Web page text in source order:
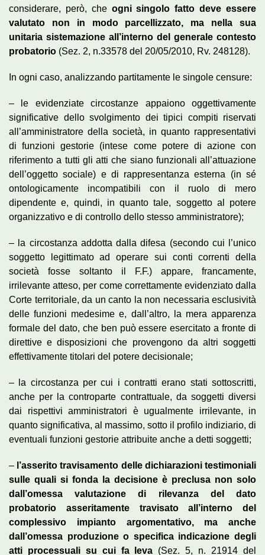
considerare, però, che ogni singolo fatto deve essere
valutato non in modo parcellizzato, ma nella sua
unitaria sistemazione all’interno del generale contesto
probatorio (Sez. 2, n.33578 del 20/05/2010, Rv. 248128).
In ogni caso, analizzando partitamente le singole censure:
– le evidenziate circostanze appaiono oggettivamente
significative dello svolgimento dei tipici compiti riservati
all’amministratore della società, in quanto rappresentativi
di funzioni gestorie (intese come potere di azione con
riferimento a tutti gli atti che siano funzionali all’attuazione
dell’oggetto sociale) e di rappresentanza esterna (in sé
ontologicamente incompatibili con il ruolo di mero
dipendente e, quindi, in quanto tale, soggetto al potere
organizzativo e di controllo dello stesso amministratore);
– la circostanza addotta dalla difesa (secondo cui l’unico
soggetto legittimato ad operare sui conti correnti della
società fosse soltanto il F.F.) appare, francamente,
irrilevante atteso, per come correttamente evidenziato dalla
Corte territoriale, da un canto la non necessaria esclusività
delle funzioni medesime e, dall’altro, la mera apparenza
formale del dato, che ben può essere esercitato a fronte di
direttive e disposizioni che provengono da altri soggetti
effettivamente titolari del potere decisionale;
– la circostanza per cui i contratti erano stati sottoscritti,
anche per la controparte contrattuale, da soggetti diversi
dai rispettivi amministratori è ugualmente irrilevante, in
quanto significativa, al massimo, sotto il profilo indiziario, di
eventuali funzioni gestorie attribuite anche a detti soggetti;
– l’asserito travisamento delle dichiarazioni testimoniali
sulle quali si fonda la decisione è preclusa non solo
dall’omessa valutazione di rilevanza del dato
probatorio asseritamente travisato all’interno del
complessivo impianto argomentativo, ma anche
dall’omessa produzione o specifica indicazione degli
atti processuali su cui fa leva (Sez. 5, n. 21914 del